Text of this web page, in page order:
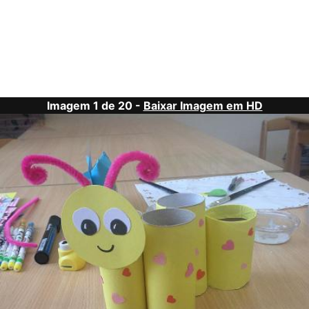
Imagem 1 de 20 - Baixar Imagem em HD